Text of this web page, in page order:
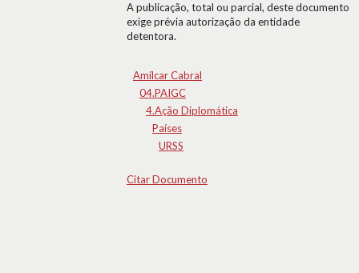
A publicação, total ou parcial, deste documento
exige prévia autorização da entidade
detentora.
Amílcar Cabral
04.PAIGC
4.Ação Diplomática
Países
URSS
Citar Documento